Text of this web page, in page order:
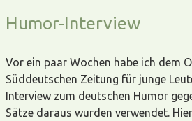
Humor-Interview
Vor ein paar Wochen habe ich dem
Süddeutschen Zeitung für junge
Interview zum deutschen Humor
Sätze daraus wurden verwendet.